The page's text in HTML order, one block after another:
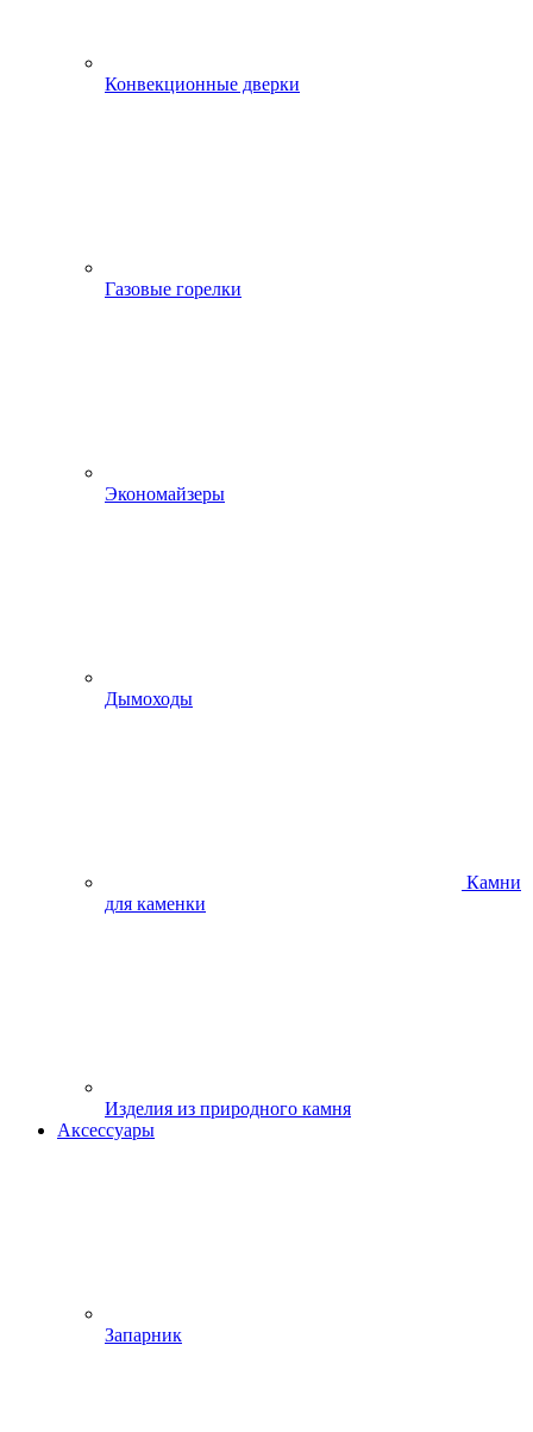
Конвекционные дверки
Газовые горелки
Экономайзеры
Дымоходы
Камни
для каменки
Изделия из природного камня
Аксессуары
Запарник